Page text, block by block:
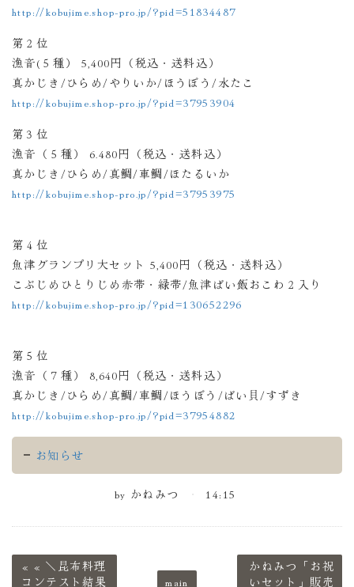
http://kobujime.shop-pro.jp/?pid=51834487
第２位
漁音(５種） 5,400円（税込・送料込）
真かじき/ひらめ/やりいか/ほうぼう/水たこ
http://kobujime.shop-pro.jp/?pid=37953904
第３位
漁音（５種） 6.480円（税込・送料込）
真かじき/ひらめ/真鯛/車鯛/ほたるいか
http://kobujime.shop-pro.jp/?pid=37953975
第４位
魚津グランプリ大セット 5,400円（税込・送料込）
こぶじめひとりじめ赤帯・緑帯/魚津ばい飯おこわ２入り
http://kobujime.shop-pro.jp/?pid=130652296
第５位
漁音（７種） 8,640円（税込・送料込）
真かじき/ひらめ/真鯛/車鯛/ほうぼう/ばい貝/すずき
http://kobujime.shop-pro.jp/?pid=37954882
お知らせ
by かねみつ 14:15
« ＼昆布料理
コンテスト結果
main
かねみつ「お祝
いセット」販売